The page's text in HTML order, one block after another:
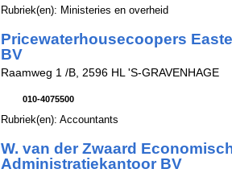
Rubriek(en): Ministeries en overheid
Pricewaterhousecoopers
BV
Raamweg 1 /B, 2596 HL 'S-GRAVENHAGE
010-4075500
Rubriek(en): Accountants
W. van der Zwaard
Administratiekantoor BV